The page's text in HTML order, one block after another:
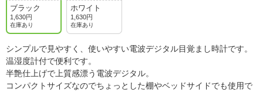
ブラック
1,630円
在庫あり
ホワイト
1,630円
在庫あり
シンプルで見やすく、使いやすい電波デジタル目覚まし時計です。
温湿度計付で便利です。
半艶仕上げで上質感漂う電波デジタル。
コンパクトサイズなのでちょっとした棚やベッドサイドでも使用で